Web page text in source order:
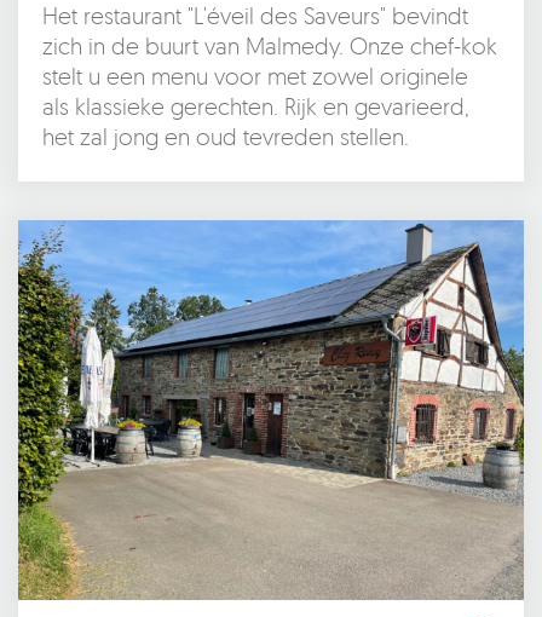
Het restaurant "L'éveil des Saveurs" bevindt
zich in de buurt van Malmedy. Onze chef-kok
stelt u een menu voor met zowel originele
als klassieke gerechten. Rijk en gevarieerd,
het zal jong en oud tevreden stellen.